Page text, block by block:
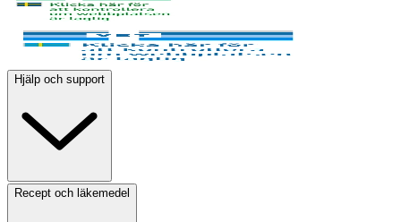
Hjälp och support
Recept och läkemedel